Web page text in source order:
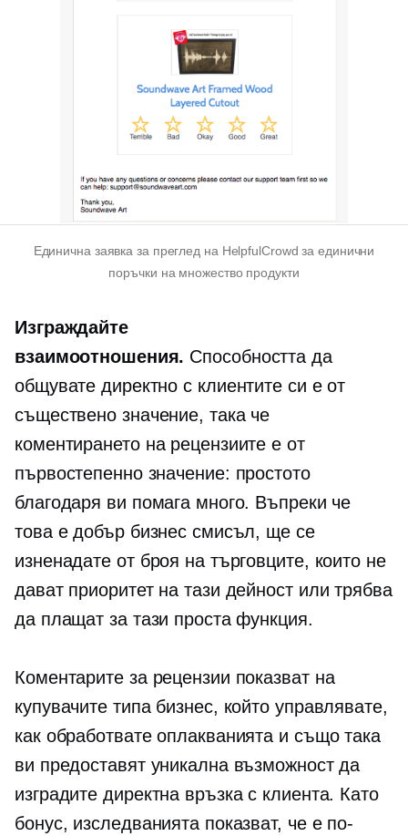
Единична заявка за преглед на HelpfulCrowd за единични
поръчки на множество продукти
Изграждайте
взаимоотношения. Способността да
общувате директно с клиентите си е от
съществено значение, така че
коментирането на рецензиите е от
първостепенно значение: простото
благодаря ви помага много. Въпреки че
това е добър бизнес смисъл, ще се
изненадате от броя на търговците, които не
дават приоритет на тази дейност или трябва
да плащат за тази проста функция.
Коментарите за рецензии показват на
купувачите типа бизнес, който управлявате,
как обработвате оплакванията и също така
ви предоставят уникална възможност да
изградите директна връзка с клиента. Като
бонус, изследванията показват, че е по-